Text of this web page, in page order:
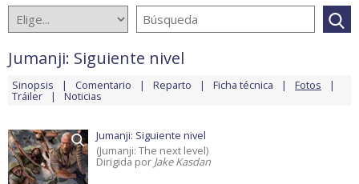
Jumanji: Siguiente nivel
Sinopsis Comentario Reparto Ficha técnica Fotos
Tráiler Noticias
Jumanji: Siguiente nivel
(Jumanji: The next level)
Dirigida por Jake Kasdan